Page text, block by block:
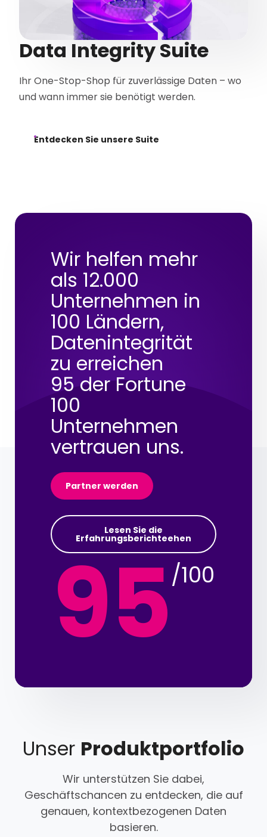
Data Integrity Suite
Ihr One-Stop-Shop für zuverlässige Daten – wo
und wann immer sie benötigt werden.
Entdecken Sie unsere Suite
Wir helfen mehr
als 12.000
Unternehmen in
100 Ländern,
Datenintegrität
zu erreichen
95 der Fortune
100
Unternehmen
vertrauen uns.
Partner werden
Lesen Sie die
Erfahrungsberichteehen
/100
95
Unser Produktportfolio
Wir unterstützen Sie dabei,
Geschäftschancen zu entdecken, die auf
genauen, kontextbezogenen Daten
basieren.